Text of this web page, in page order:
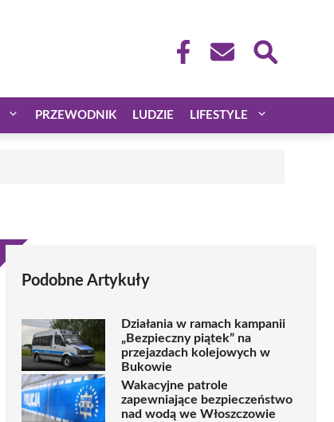
PRZEWODNIK LUDZIE LIFESTYLE
Podobne Artykuły
Działania w ramach kampanii
„Bezpieczny piątek” na
przejazdach kolejowych w
Bukowie
Wakacyjne patrole
zapewniające bezpieczeństwo
nad wodą we Włoszczowie